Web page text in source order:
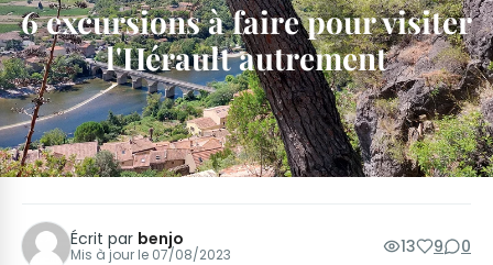
6 excursions à faire pour visiter
l'Hérault autrement
Écrit par benjo
Mis à jour le 07/08/2023 13 9 0